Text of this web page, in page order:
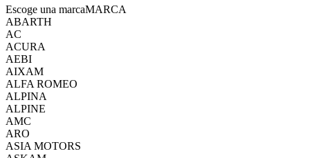
Escoge una marcaMARCA
ABARTH
AC
ACURA
AEBI
AIXAM
ALFA ROMEO
ALPINA
ALPINE
AMC
ARO
ASIA MOTORS